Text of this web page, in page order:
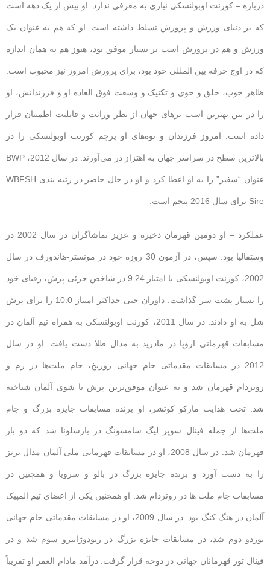
درباره – کورنت اوبولنسکی نیازی به معرفی ندارد. او بیش از یک دهه است
که بر دنیای ورزش و پرورش تسلط داشته است. او که هم به عنوان یک
ورزش و هم در پرورش اسب نر بسیار موفق بود، هنوز هم به همان اندازه
که در اوج حرفه بین المللی خود بود، برای پرورش امروز نیز محبوب است.
ظاهر خوب، خلق و خوی و تکنیک و وسعت فوق العاده او و فرزندانش، او
را در بین بهترین اسب نرهای جهان از نظر وراثت و قابلیت اطمینان قرار
داده است. امروز فرزندان و نوه‌های او پرچم کورنت اوبولنسکی را در
بالاترین سطح در سراسر جهان به اهتزاز در می‌آورند. در سال 2012، BWP
عنوان “سفیر” را به او اعطا کرد و او در حال حاضر در رتبه بندی WBFSH
Sire برای سال 2016 پنجم است.
عملکرد – او دومین قهرمان ذخیره و عزیز تماشاگران در سال 2002 در
وستفالیا بود. سپس، در آزمون 30 روزه خود در مونستر-هاندورف در سال
2002، کورنت اوبولنسکی با امتیاز 9.24 در شاخص جزئی پرش، رقبای خود
را بسیار پشت سر گذاشت. داوران حتی حداکثر امتیاز 10.0 را برای پرش
شل به او دادند. در سال 2011، کورنت اوبولنسکی به همراه تیم آلمان در
مسابقات قهرمانی اروپا در مادرید به مدال طلا دست یافت. او در سال
2012 در مسابقات مقدماتی جام جهانی زوریخ، جام ملت‌ها در رم و
روتردام قهرمان شد و به عنوان موفق‌ترین پرش با شوی آلمان شناخته
شد. تحت هدایت مارکو کوتشر، او برنده مسابقات جایزه بزرگ و جام
ملت‌ها از جمله فینال سوپر لیگ سامسونگ در بارسلونا شد که دو بار
قهرمان شد. در سال 2008، او در مسابقات قهرمانی ملی آلمان مدال برنز
را به دست آورد و برنده جایزه بزرگ در بالو و سرویا و همچنین در
مسابقات جام ملت ها در روتردام شد. او همچنین یکی از اعضای تیم المپیک
آلمان در هنگ کنگ بود. در سال 2009، او در مسابقات مقدماتی جام جهانی
بوردو دوم شد، در مسابقات جایزه بزرگ در ریودوژانیرو سوم شد و در
فینال تور قهرمانان جهانی در دوحه قرار گرفت. درآمد مادام العمر او تقریباً